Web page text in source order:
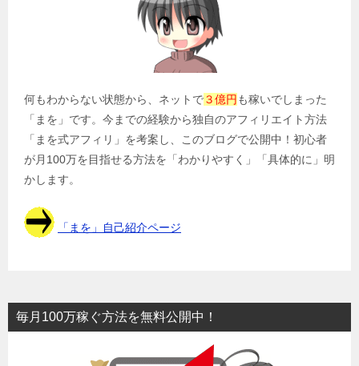
何もわからない状態から、ネットで３億円も稼いでしまった
「まを」です。今までの経験から独自のアフィリエイト方法
「まを式アフィリ」を考案し、このブログで公開中！初心者
が月100万を目指せる方法を「わかりやすく」「具体的に」明
かします。
「まを」自己紹介ページ
毎月100万稼ぐ方法を無料公開中！